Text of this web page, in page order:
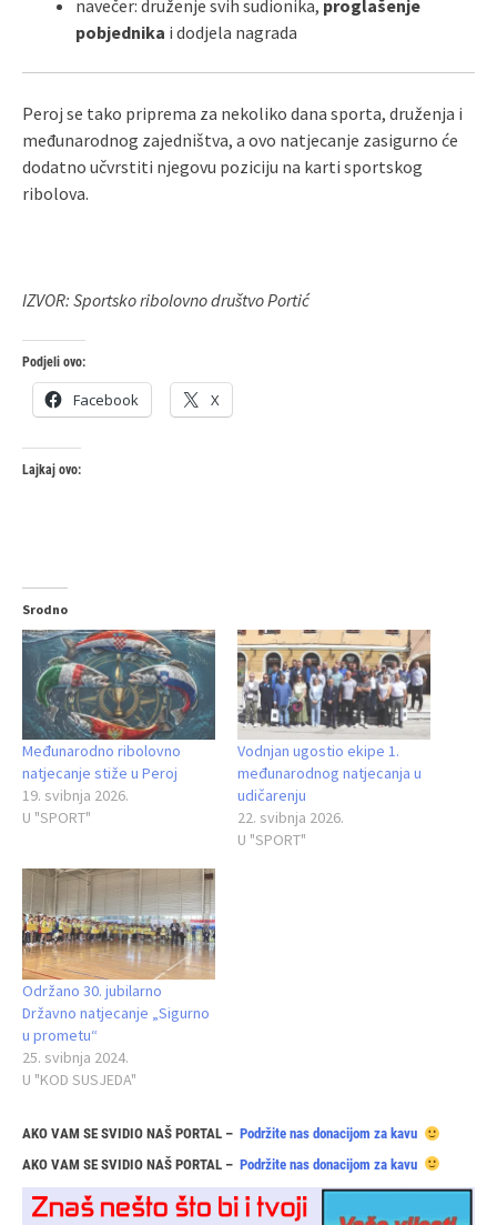
navečer: druženje svih sudionika, proglašenje
pobjednika i dodjela nagrada
Peroj se tako priprema za nekoliko dana sporta, druženja i
međunarodnog zajedništva, a ovo natjecanje zasigurno će
dodatno učvrstiti njegovu poziciju na karti sportskog
ribolova.
IZVOR: Sportsko ribolovno društvo Portić
Podjeli ovo:
Facebook X
Lajkaj ovo:
Srodno
Međunarodno ribolovno
natjecanje stiže u Peroj
19. svibnja 2026.
U "SPORT"
Vodnjan ugostio ekipe 1.
međunarodnog natjecanja u
udičarenju
22. svibnja 2026.
U "SPORT"
Održano 30. jubilarno
Državno natjecanje „Sigurno
u prometu“
25. svibnja 2024.
U "KOD SUSJEDA"
AKO VAM SE SVIDIO NAŠ PORTAL – Podržite nas donacijom za kavu
AKO VAM SE SVIDIO NAŠ PORTAL – Podržite nas donacijom za kavu